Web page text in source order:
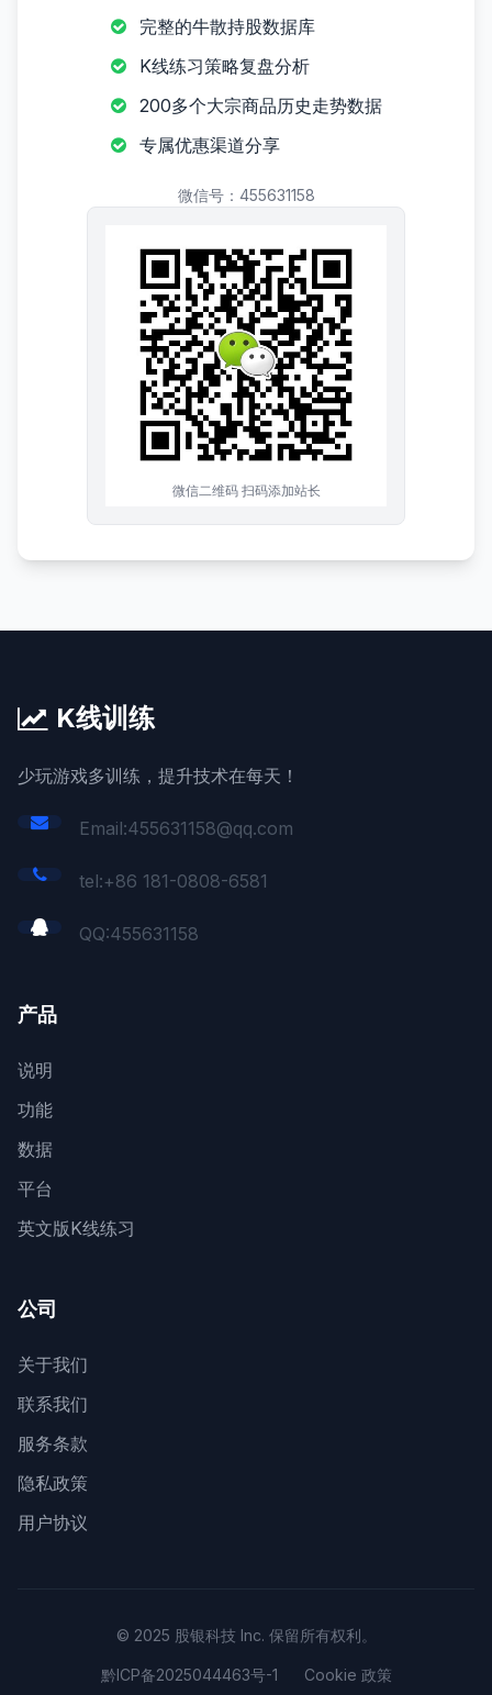
完整的牛散持股数据库
K线练习策略复盘分析
200多个大宗商品历史走势数据
专属优惠渠道分享
微信号：455631158
微信二维码 扫码添加站长
K线训练
少玩游戏多训练，提升技术在每天！
Email:455631158@qq.com
tel:+86 181-0808-6581
QQ:455631158
产品
说明
功能
数据
平台
英文版K线练习
公司
关于我们
联系我们
服务条款
隐私政策
用户协议
© 2025 股银科技 Inc. 保留所有权利。
黔ICP备2025044463号-1 Cookie 政策